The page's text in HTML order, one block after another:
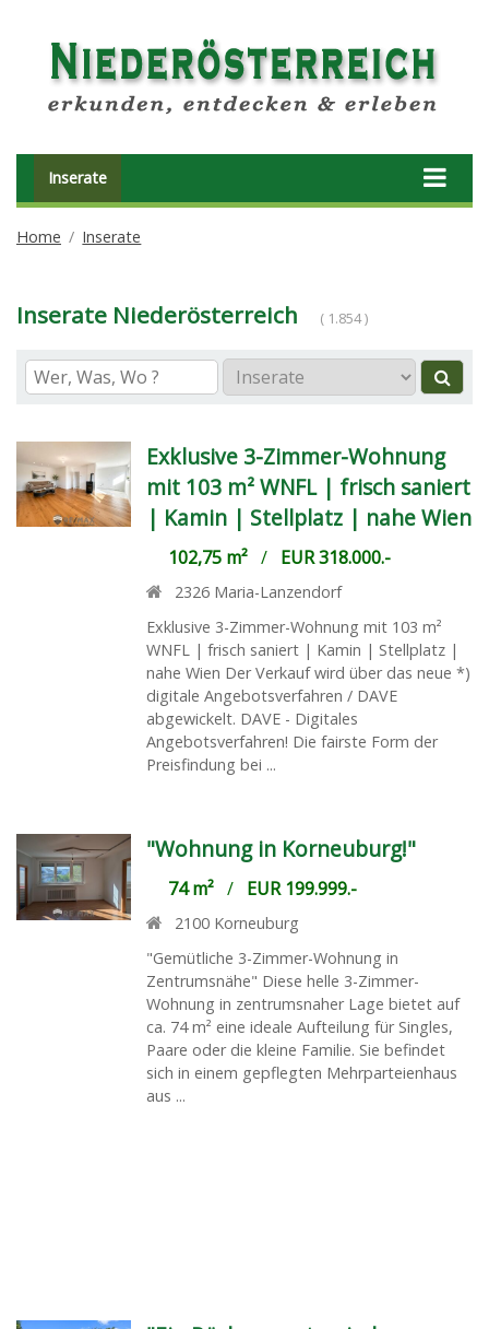
Inserate
Home Inserate
Inserate Niederösterreich ( 1.854 )
Exklusive 3-Zimmer-Wohnung
mit 103 m² WNFL | frisch saniert
| Kamin | Stellplatz | nahe Wien
102,75 m²/ EUR 318.000.-
2326 Maria-Lanzendorf
Exklusive 3-Zimmer-Wohnung mit 103 m²
WNFL | frisch saniert | Kamin | Stellplatz |
nahe Wien Der Verkauf wird über das neue *)
digitale Angebotsverfahren / DAVE
abgewickelt. DAVE - Digitales
Angebotsverfahren! Die fairste Form der
Preisfindung bei ...
"Wohnung in Korneuburg!"
74 m²/ EUR 199.999.-
2100 Korneuburg
"Gemütliche 3-Zimmer-Wohnung in
Zentrumsnähe" Diese helle 3-Zimmer-
Wohnung in zentrumsnaher Lage bietet auf
ca. 74 m² eine ideale Aufteilung für Singles,
Paare oder die kleine Familie. Sie befindet
sich in einem gepflegten Mehrparteienhaus
aus ...